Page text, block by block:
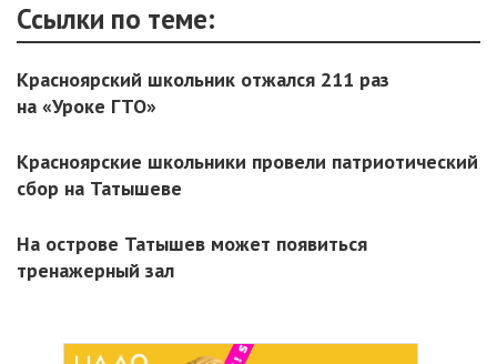
Ссылки по теме:
Красноярский школьник отжался 211 раз
на «Уроке ГТО»
Красноярские школьники провели патриотический
сбор на Татышеве
На острове Татышев может появиться
тренажерный зал